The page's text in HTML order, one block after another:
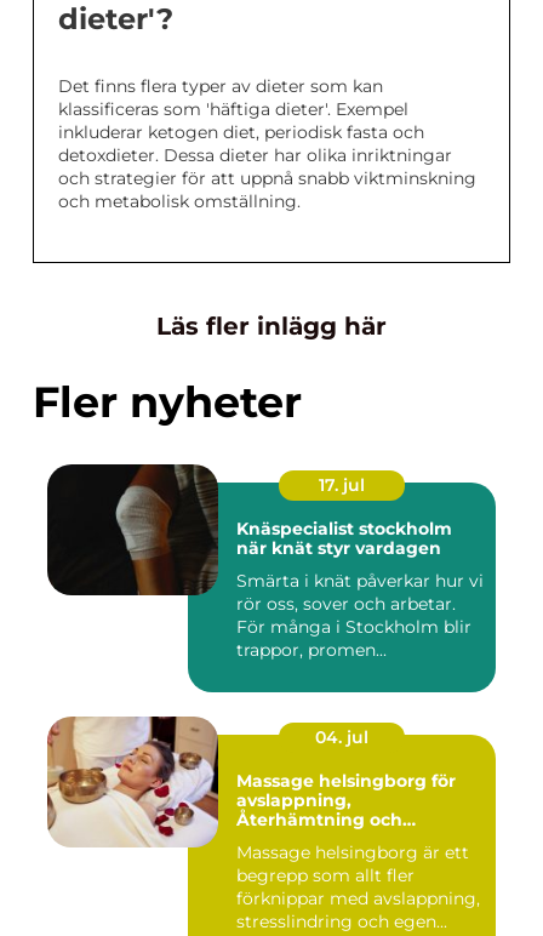
dieter'?
Det finns flera typer av dieter som kan
klassificeras som 'häftiga dieter'. Exempel
inkluderar ketogen diet, periodisk fasta och
detoxdieter. Dessa dieter har olika inriktningar
och strategier för att uppnå snabb viktminskning
och metabolisk omställning.
Läs fler inlägg här
Fler nyheter
17. jul
Knäspecialist stockholm
när knät styr vardagen
Smärta i knät påverkar hur vi
rör oss, sover och arbetar.
För många i Stockholm blir
trappor, promen...
04. jul
Massage helsingborg för
avslappning,
Återhämtning och
Massage helsingborg är ett
begrepp som allt fler
förknippar med avslappning,
stresslindring och egen...